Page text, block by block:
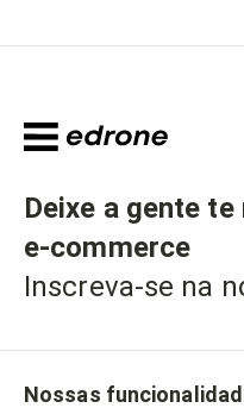
Deixe a gente
e-commerce
Inscreva-se na
Nossas